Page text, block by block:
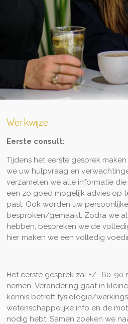
Werkwijze
Eerste consult:
Tijdens het eerste gesprek
we uw hulpvraag en
verzamelen we alle informatie
een zo goed mogelijk advies op
past. Ook worden uw
besproken/gemaakt. Zodra we
hebben, bespreken we de
hier maken we een volledig
Het eerste gesprek zal +/- 60-90
nemen. Verandering gaat in
kennis betreft fysiologie/
wetenschappelijke info en de
nodig hebt. Samen zoeken we